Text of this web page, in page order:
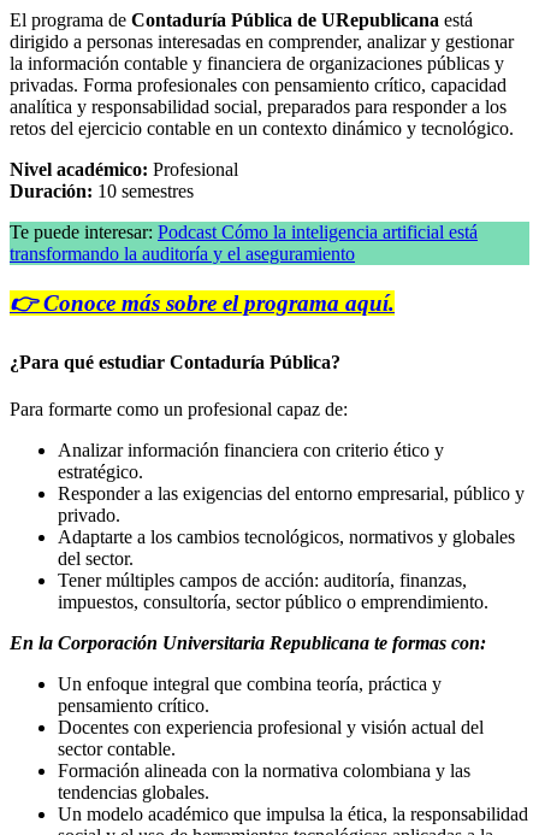
El programa de Contaduría Pública de URepublicana está
dirigido a personas interesadas en comprender, analizar y gestionar
la información contable y financiera de organizaciones públicas y
privadas. Forma profesionales con pensamiento crítico, capacidad
analítica y responsabilidad social, preparados para responder a los
retos del ejercicio contable en un contexto dinámico y tecnológico.
Nivel académico: Profesional
Duración: 10 semestres
Te puede interesar: Podcast Cómo la inteligencia artificial está
transformando la auditoría y el aseguramiento
👉 Conoce más sobre el programa aquí.
¿Para qué estudiar Contaduría Pública?
Para formarte como un profesional capaz de:
Analizar información financiera con criterio ético y
estratégico.
Responder a las exigencias del entorno empresarial, público y
privado.
Adaptarte a los cambios tecnológicos, normativos y globales
del sector.
Tener múltiples campos de acción: auditoría, finanzas,
impuestos, consultoría, sector público o emprendimiento.
En la Corporación Universitaria Republicana te formas con:
Un enfoque integral que combina teoría, práctica y
pensamiento crítico.
Docentes con experiencia profesional y visión actual del
sector contable.
Formación alineada con la normativa colombiana y las
tendencias globales.
Un modelo académico que impulsa la ética, la responsabilidad